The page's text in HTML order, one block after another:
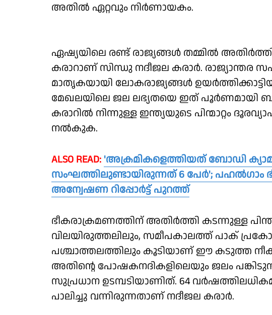
അതില്‍ ഏറ്റവും നിര്‍ണായകം.
ഏഷ്യയിലെ രണ്ട് രാജ്യങ്ങള്‍ തമ്മില്‍
കരാറാണ് സിന്ധു നദീജല കരാര്‍. രാജ്യാന്തര
മാതൃകയായി ലോകരാജ്യങ്ങള്‍
മേഖലയിലെ ജല ലഭ്യതയെ ഇത് പൂര്‍ണമായി
കരാറില്‍ നിന്നുള്ള ഇന്ത്യയുടെ പിന്മാറ്റം
നല്‍കുക.
ALSO READ: 'അക്രമികളെത്തിയത് ബോഡി ക്യാമറ
സംഘത്തിലുണ്ടായിരുന്നത് 6 പേർ'; പഹൽഗാം
അന്വേഷണ റിപ്പോർട്ട് പുറത്ത്
ഭീകരാക്രമണത്തിന് അതിര്‍ത്തി കടന്നുള്ള
വിലയിരുത്തലിലും, സമീപകാലത്ത് പാക്
പശ്ചാത്തലത്തിലും കൂടിയാണ് ഈ കടുത്ത
അതിന്റെ പോഷകനദികളിലെയും ജലം
സുപ്രധാന ഉടമ്പടിയാണിത്. 64
പാലിച്ചു വന്നിരുന്നതാണ് നദീജല കരാര്‍.